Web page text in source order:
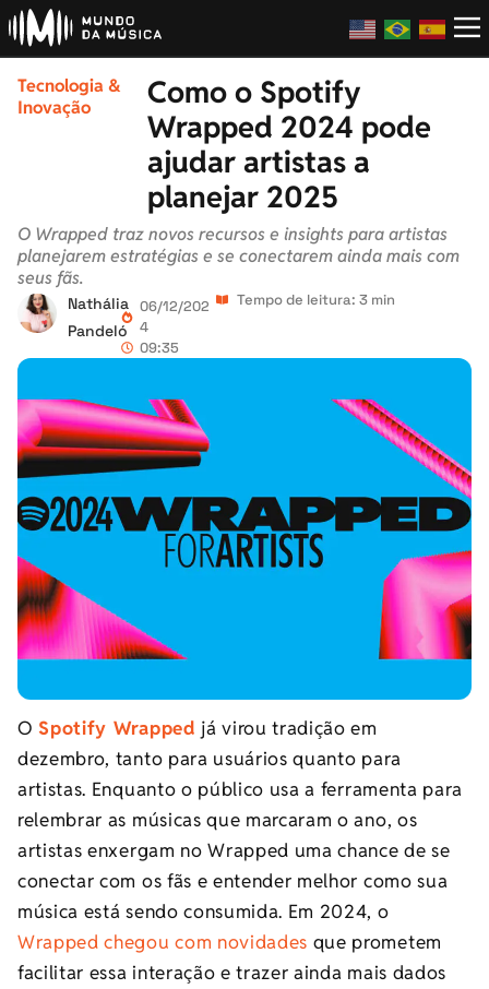
Tecnologia &
Inovação
Como o Spotify
Wrapped 2024 pode
ajudar artistas a
planejar 2025
O Wrapped traz novos recursos e insights para artistas
planejarem estratégias e se conectarem ainda mais com
seus fãs.
Nathália
Pandeló
06/12/202
4
09:35
Tempo de leitura: 3 min
OSpotify Wrapped já virou tradição em
dezembro, tanto para usuários quanto para
artistas. Enquanto o público usa a ferramenta para
relembrar as músicas que marcaram o ano, os
artistas enxergam no Wrapped uma chance de se
conectar com os fãs e entender melhor como sua
música está sendo consumida. Em 2024, o
Wrapped chegou com novidades que prometem
facilitar essa interação e trazer ainda mais dados